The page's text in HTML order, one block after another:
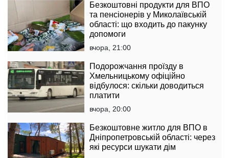
Безкоштовні продукти для ВПО
та пенсіонерів у Миколаївській
області: що входить до пакунку
допомоги
вчора, 21:00
Подорожчання проїзду в
Хмельницькому офіційно
відбулося: скільки доводиться
платити
вчора, 20:00
Безкоштовне житло для ВПО в
Дніпропетровській області: через
які ресурси шукати дім